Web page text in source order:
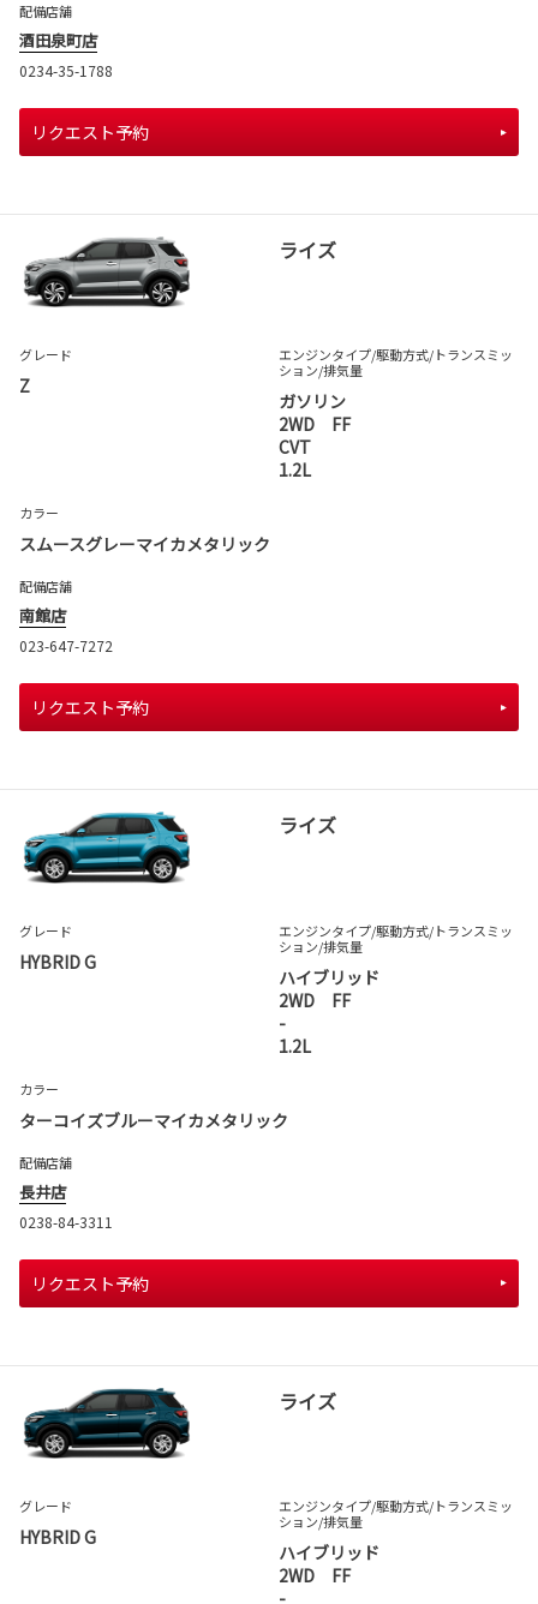
配備店舗
酒田泉町店
0234-35-1788
リクエスト予約
ライズ
グレード
Z
エンジンタイプ/駆動方式/トランスミッ
ション/排気量
ガソリン
2WD FF
CVT
1.2L
カラー
スムースグレーマイカメタリック
配備店舗
南館店
023-647-7272
リクエスト予約
ライズ
グレード
HYBRID G
エンジンタイプ/駆動方式/トランスミッ
ション/排気量
ハイブリッド
2WD FF
-
1.2L
カラー
ターコイズブルーマイカメタリック
配備店舗
長井店
0238-84-3311
リクエスト予約
ライズ
グレード
HYBRID G
エンジンタイプ/駆動方式/トランスミッ
ション/排気量
ハイブリッド
2WD FF
-